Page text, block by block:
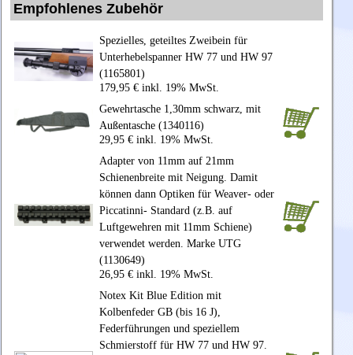
Empfohlenes Zubehör
Spezielles, geteiltes Zweibein für
Unterhebelspanner HW 77 und HW 97
(1165801)
179,95 € inkl. 19% MwSt.
Gewehrtasche 1,30mm schwarz, mit
Außentasche (1340116)
29,95 € inkl. 19% MwSt.
Adapter von 11mm auf 21mm
Schienenbreite mit Neigung. Damit
können dann Optiken für Weaver- oder
Piccatinni- Standard (z.B. auf
Luftgewehren mit 11mm Schiene)
verwendet werden. Marke UTG
(1130649)
26,95 € inkl. 19% MwSt.
Notex Kit Blue Edition mit
Kolbenfeder GB (bis 16 J),
Federführungen und speziellem
Schmierstoff für HW 77 und HW 97.